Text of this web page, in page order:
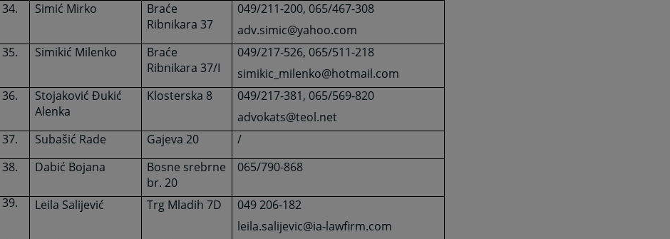
Simić Mirko
Braće
Ribnikara 37
049/211-200, 065/467-308
adv.simic@yahoo.com
Simikić Milenko
Braće
Ribnikara 37/I
049/217-526, 065/511-218
simikic_milenko@hotmail.com
Stojaković Đukić
Alenka
Klosterska 8
049/217-381, 065/569-820
advokats@teol.net
Subašić Rade
Gajeva 20
/
Dabić Bojana
Bosne srebrne
br. 20
065/790-868
Leila Salijević Trg Mladih 7D
049 206-182
leila.salijevic@ia-lawfirm.com